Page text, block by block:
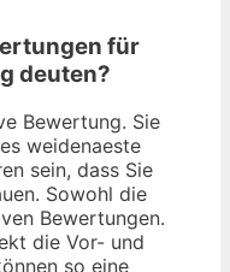
für
deuten?
Bewertung. Sie
weidenaeste
sein, dass Sie
Sowohl die
Bewertungen.
die Vor- und
so eine